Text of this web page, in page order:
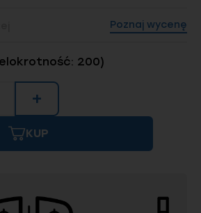
Poznaj wycenę
200)
+
KUP